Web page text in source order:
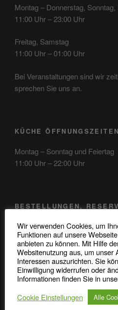
Montag – Donnerstag, Sonntag,
11:00 Uhr – 23:00 Uhr
Freitag, Samstag
11:00 Uhr – 01:00 Uhr
Bei Veranstaltungen sind wir
sprechen Sie uns an.
KÜCHE ÖFFNUNGSZEITEN
Montag – Sonntag und Feiertag
11:00 Uhr – 22:00 Uhr
BESTELLUNGEN,
Telefon: 0345 / 48 20 707
Robert-Koch-Straße 37
06110 Halle (Saale)
ANFAHRT
Wir verwenden Cookies, um
Funktionen auf unsere
anbieten zu können. Mit Hilfe
Websitenutzung aus, um unser
Interessen auszurichten. Sie
Einwilligung widerrufen oder
Informationen finden Sie in
Cookie Einstellungen
Alle